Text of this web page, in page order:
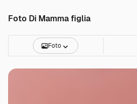
Foto Di Mamma figlia
Foto